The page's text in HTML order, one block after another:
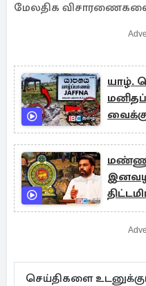
மேலதிக
யாழ்.
மனிதப்
செய்திகளை